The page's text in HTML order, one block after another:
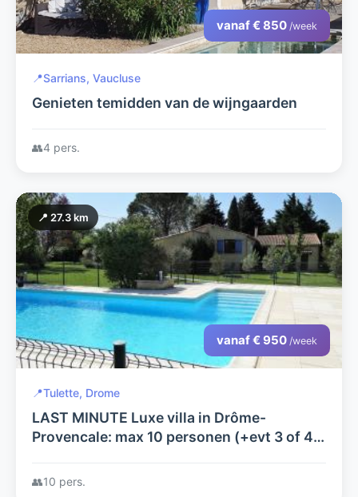
vanaf € 850 /week
📍Sarrians, Vaucluse
Genieten temidden van de wijngaarden
👥4 pers.
📍 27.3 km
vanaf € 950 /week
📍Tulette, Drome
LAST MINUTE Luxe villa in Drôme-
Provencale: max 10 personen (+evt 3 of 4
zwembad, wifi en grote tuin.
👥10 pers.